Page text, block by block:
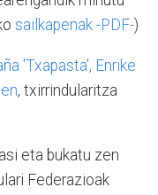
sailkapenak -PDF-)
'Txapasta', Enrike
, txirrindularitza
eta bukatu zen
Federazioak